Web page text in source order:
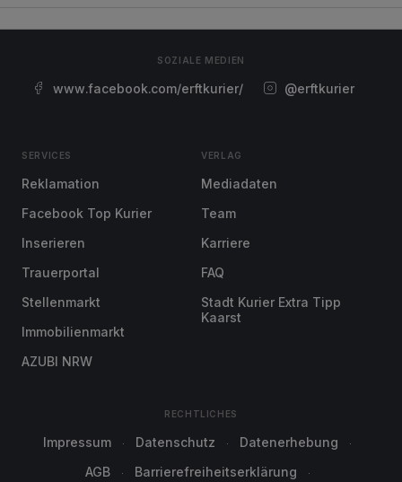
SOZIALE MEDIEN
www.facebook.com/erftkurier/ @erftkurier
SERVICES
Reklamation
Facebook Top Kurier
Inserieren
Trauerportal
Stellenmarkt
Immobilienmarkt
AZUBI NRW
VERLAG
Mediadaten
Team
Karriere
FAQ
Stadt Kurier Extra Tipp
Kaarst
RECHTLICHES
Impressum Datenschutz
Datenerhebung
AGB
Barrierefreiheitserklärung